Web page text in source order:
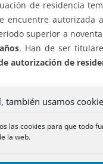
también usamos
las cookies para que todo
la web.
de residencia
encuentre autorizada
superior a
. Han de ser
autorización de
familiar.
propia.